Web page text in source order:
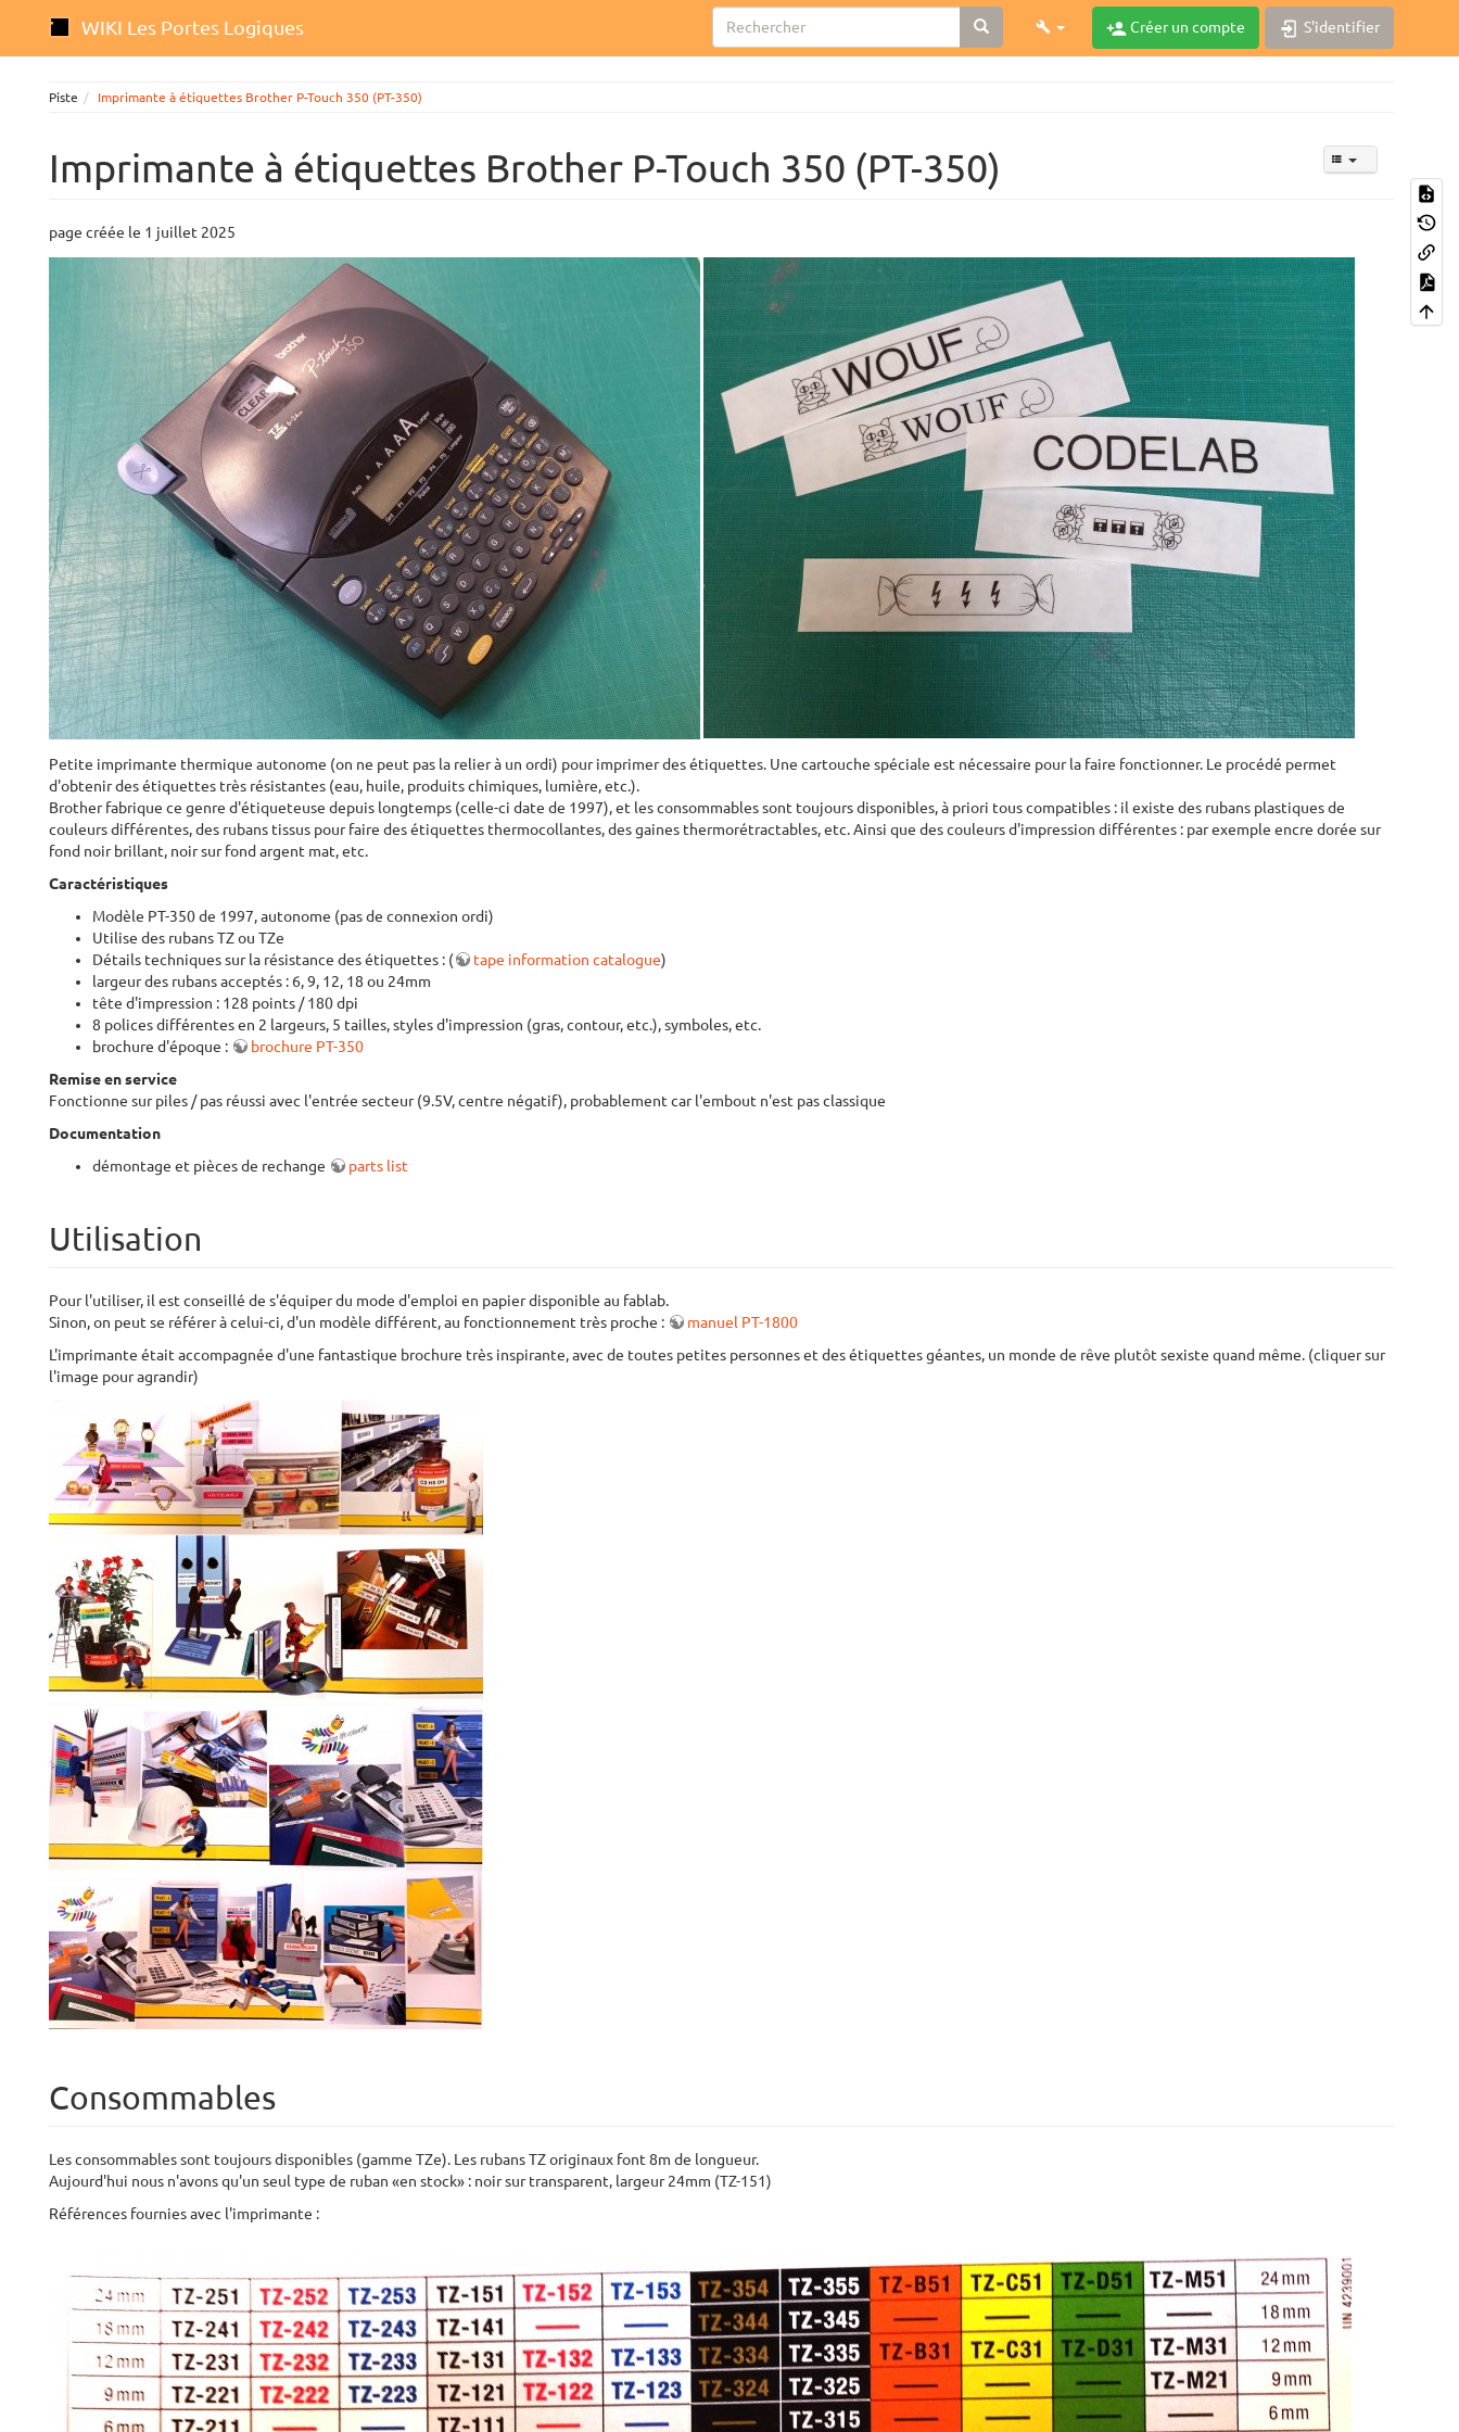
WIKI Les Portes Logiques Créer un compte S'identifier
Piste Imprimante à étiquettes Brother P-Touch 350 (PT-350)
Imprimante à étiquettes Brother P-Touch 350 (PT-350)
page créée le 1 juillet 2025
Petite imprimante thermique autonome (on ne peut pas la relier à un ordi) pour imprimer des étiquettes. Une cartouche spéciale est nécessaire pour la faire fonctionner. Le procédé permet
d'obtenir des étiquettes très résistantes (eau, huile, produits chimiques, lumière, etc.).
Brother fabrique ce genre d'étiqueteuse depuis longtemps (celle-ci date de 1997), et les consommables sont toujours disponibles, à priori tous compatibles : il existe des rubans plastiques de
couleurs différentes, des rubans tissus pour faire des étiquettes thermocollantes, des gaines thermorétractables, etc. Ainsi que des couleurs d'impression différentes : par exemple encre dorée sur
fond noir brillant, noir sur fond argent mat, etc.
Caractéristiques
Modèle PT-350 de 1997, autonome (pas de connexion ordi)
Utilise des rubans TZ ou TZe
Détails techniques sur la résistance des étiquettes : (
tape information catalogue)
largeur des rubans acceptés : 6, 9, 12, 18 ou 24mm
tête d'impression : 128 points / 180 dpi
8 polices différentes en 2 largeurs, 5 tailles, styles d'impression (gras, contour, etc.), symboles, etc.
brochure d'époque :
brochure PT-350
Remise en service
Fonctionne sur piles / pas réussi avec l'entrée secteur (9.5V, centre négatif), probablement car l'embout n'est pas classique
Documentation
démontage et pièces de rechange
parts list
Utilisation
Pour l'utiliser, il est conseillé de s'équiper du mode d'emploi en papier disponible au fablab.
Sinon, on peut se référer à celui-ci, d'un modèle différent, au fonctionnement très proche :
manuel PT-1800
L'imprimante était accompagnée d'une fantastique brochure très inspirante, avec de toutes petites personnes et des étiquettes géantes, un monde de rêve plutôt sexiste quand même. (cliquer sur
l'image pour agrandir)
Consommables
Les consommables sont toujours disponibles (gamme TZe). Les rubans TZ originaux font 8m de longueur.
Aujourd'hui nous n'avons qu'un seul type de ruban «en stock» : noir sur transparent, largeur 24mm (TZ-151)
Références fournies avec l'imprimante :